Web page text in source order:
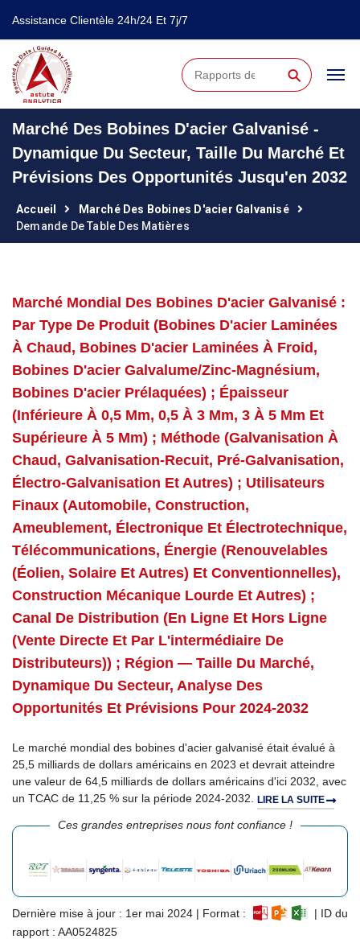
Assistance Clientèle 24h/24 Et 7j/7
⚲
Marché Des Bobines D'acier Galvanisé -
Dynamique Du Secteur, Taille Du Marché Et
Prévisions Des Opportunités Jusqu'en 2032
Accueil
Marché Des Bobines D'acier Galvanisé
Demande De Table Des Matières
Marché Mondial Des Bobines D'acier Galvanisé :
Par Type De Produit (bobines D'acier Laminées
À Chaud, Bobines D'acier Laminées À Froid,
Bobines D'acier Galvalume/zinc-Magnésium,
Bobines D'acier Prélaquées) ; Épaisseur
(inférieure À 0,5 Mm, 0,5 À 3 Mm, 3 À 5 Mm Et
Supérieure À 5 Mm) ; Méthode (galvanisation À
Chaud, Galvanisation-Recuit, Pré-Galvanisation,
Électro-Galvanisation Et Autres) ; Utilisateurs
Finaux (automobile, Construction,
Ameublement, Électronique Et Électrotechnique,
Télécommunications, Énergie (renouvelables
(éolien, Solaire Et Autres) Et Conventionnelles),
Construction Mécanique Lourde Et Autres) ;
Canal De Distribution (en Ligne Et Hors Ligne
(vente Directe Et Par L'intermédiaire De
Distributeurs)) ; Région — Taille Du Marché,
Dynamique Du Secteur, Analyse Des
Opportunités Et Prévisions Pour 2024-2032
Le marché mondial des bobines d'acier galvanisé était évalué à
25,5 milliards de dollars américains en 2023 et devrait atteindre
une valeur de 64,5 milliards de dollars américains d'ici 2032, avec
un TCAC de 11,25 % sur la période 2024-2032. LIRE LA SUITE
Ces grandes entreprises nous font confiance !
Dernière mise à jour : 1er mai 2024 | Format :
| ID du
rapport : AA0524825